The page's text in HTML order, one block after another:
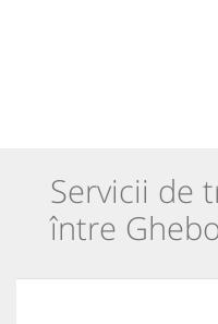
Servicii de
între